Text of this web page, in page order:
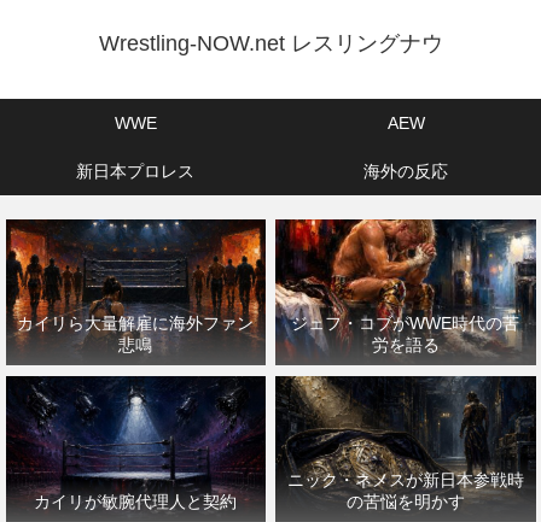
Wrestling-NOW.net レスリングナウ
WWE AEW
新日本プロレス 海外の反応
カイリら大量解雇に海外ファン
悲鳴
ジェフ・コブがWWE時代の苦
労を語る
カイリが敏腕代理人と契約
ニック・ネメスが新日本参戦時
の苦悩を明かす